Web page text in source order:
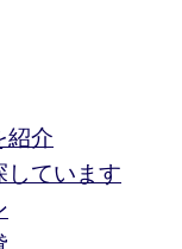
紹介
しています